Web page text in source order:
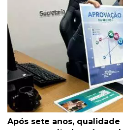
Após sete anos,